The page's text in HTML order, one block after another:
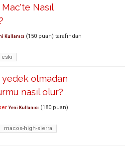
Nasıl
Kullanıcı (150 puan) tarafından
eski
olmadan
nasıl olur?
Yeni Kullanıcı (180 puan)
macos-high-sierra